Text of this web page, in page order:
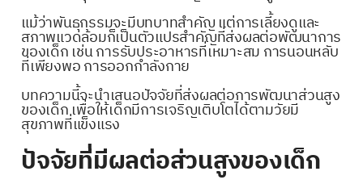
แม้ว่าพันธุกรรมจะมีบทบาทสำคัญ แต่การเลี้ยงดูและ
สภาพแวดล้อมก็เป็นตัวแปรสำคัญที่ส่งผลต่อพัฒนาการ
ของเด็ก เช่น การรับประอาหารที่เหมาะสม การนอนหลับ
ที่เพียงพอ การออกกำลังกาย
บทความนี้จะนำเสนอปัจจัยที่ส่งผลต่อการพัฒนาส่วนสูง
ของเด็ก เพื่อให้เด็กมีการเจริญเติบโตได้ตามวัยมี
สุขภาพที่แข็งแรง
ปัจจัยที่มีผลต่อส่วนสูงของเด็ก